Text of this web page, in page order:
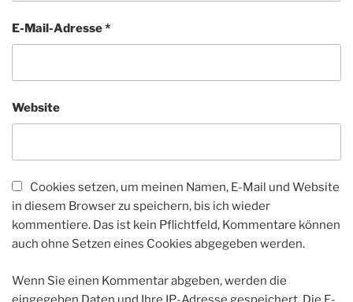
E-Mail-Adresse*
Website
Cookies setzen, um meinen Namen, E-Mail und Website
in diesem Browser zu speichern, bis ich wieder
kommentiere. Das ist kein Pflichtfeld, Kommentare können
auch ohne Setzen eines Cookies abgegeben werden.
Wenn Sie einen Kommentar abgeben, werden die